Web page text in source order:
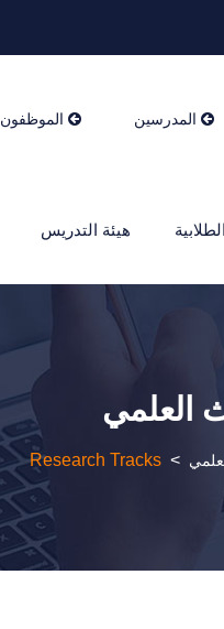
المدرسين الموظفون
هيئة التدريس
العلمي
>
Research Tracks